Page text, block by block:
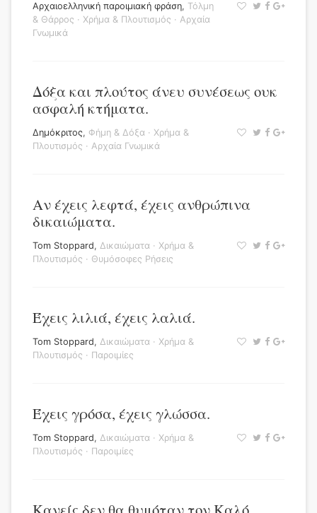
Αρχαιοελληνική παροιμιακή φράση, Τόλμη
& Θάρρος · Χρήμα & Πλουτισμός · Αρχαία
Γνωμικά
Δόξα και πλούτος άνευ συνέσεως ουκ
ασφαλή κτήματα.
Δημόκριτος, Φήμη & Δόξα · Χρήμα &
Πλουτισμός · Αρχαία Γνωμικά
Αν έχεις λεφτά, έχεις ανθρώπινα
δικαιώματα.
Tom Stoppard, Δικαιώματα · Χρήμα &
Πλουτισμός · Θυμόσοφες Ρήσεις
Έχεις λιλιά, έχεις λαλιά.
Tom Stoppard, Δικαιώματα · Χρήμα &
Πλουτισμός · Παροιμίες
Έχεις γρόσα, έχεις γλώσσα.
Tom Stoppard, Δικαιώματα · Χρήμα &
Πλουτισμός · Παροιμίες